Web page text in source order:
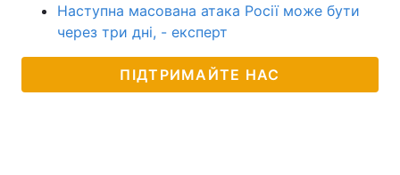
Наступна масована атака Росії може бути
через три дні, - експерт
ПІДТРИМАЙТЕ НАС